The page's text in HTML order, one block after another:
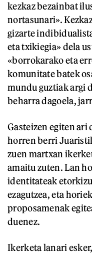
kezkaz bezainbat
nortasunari».
gizarte
eta txikiegia» dela
«borrokarako eta
komunitate batek
mundu guztiak argi
beharra dagoela,
Gasteizen egiten ari
horren berri
zuen martxan
amaitu zuten. Lan
identitateak
ezagutzea, eta
proposamenak
duenez.
Ikerketa lanari